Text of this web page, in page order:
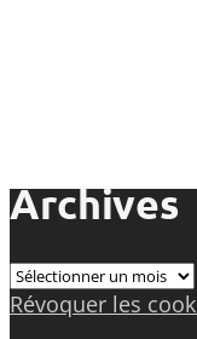
Archives
Archives
Révoquer les